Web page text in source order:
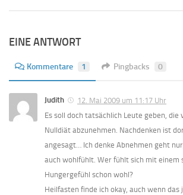
EINE ANTWORT
Kommentare 1 Pingbacks 0
Judith
12. Mai 2009 um 11:17 Uhr
Es soll doch tatsächlich Leute geben, die
Nulldiät abzunehmen. Nachdenken ist
angesagt… Ich denke Abnehmen geht
auch wohlfühlt. Wer fühlt sich mit einem
Hungergefühl schon wohl?
Heilfasten finde ich okay, auch wenn das